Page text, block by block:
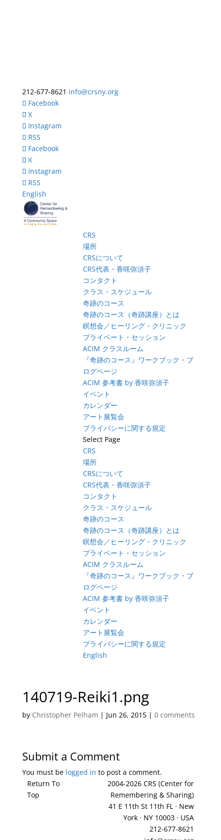
212-677-8621 info@crsny.org
Facebook
X
Instagram
RSS
Facebook
X
Instagram
RSS
English
CRS
場所
CRSについて
CRS代表・香咲弥須子
コンタクト
クラス・スケジュール
奇跡のコース
奇跡のコース（奇跡講座）とは
瞑想会／ヒーリング・クリニック
プライベート・セッション
ACIM クラスルーム
『奇跡のコース』ワークブック・ブ
ログページ
ACIM 参考書 by 香咲弥須子
イベント
カレンダー
アート展覧会
プライバシーに関する規定
Select Page
CRS
場所
CRSについて
CRS代表・香咲弥須子
コンタクト
クラス・スケジュール
奇跡のコース
奇跡のコース（奇跡講座）とは
瞑想会／ヒーリング・クリニック
プライベート・セッション
ACIM クラスルーム
『奇跡のコース』ワークブック・ブ
ログページ
ACIM 参考書 by 香咲弥須子
イベント
カレンダー
アート展覧会
プライバシーに関する規定
English
140719-Reiki1.png
by Christopher Pelham | Jun 26, 2015| 0 comments
Submit a Comment
You must be logged in to post a comment.
Return To
Top
2004-2026 CRS (Center for
Remembering & Sharing)
41 E 11th St 11th FL · New
York · NY 10003 · USA
212-677-8621